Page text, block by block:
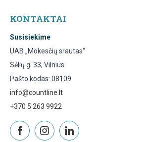
KONTAKTAI
Susisiekime
UAB „Mokesčių srautas“
Sėlių g. 33, Vilnius
Pašto kodas: 08109
info@countline.lt
+370 5 263 9922